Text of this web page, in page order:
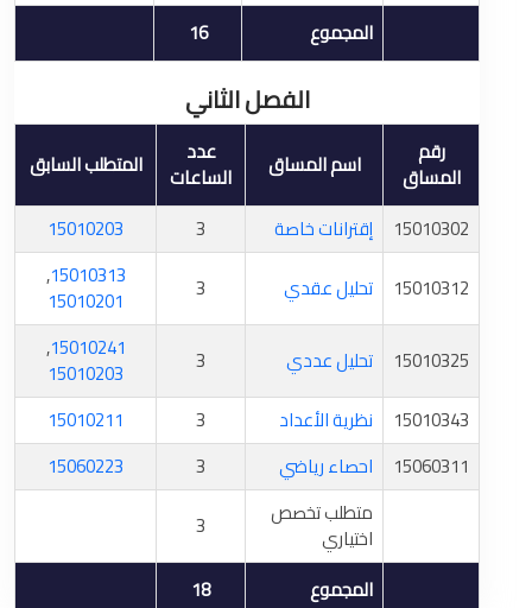
المجموع
16
الفصل الثاني
رقم
المساق اسم المساق عدد
الساعات
المتطلب السابق
15010302
إقترانات خاصة 3
15010203
15010312
تحليل عقدي 3
15010313
,
15010201
15010325
تحليل عددي 3
15010241
,
15010203
15010343
نظرية الأعداد 3
15010211
15060311
احصاء رياضي 3
15060223
متطلب تخصص
اختياري
3
المجموع
18